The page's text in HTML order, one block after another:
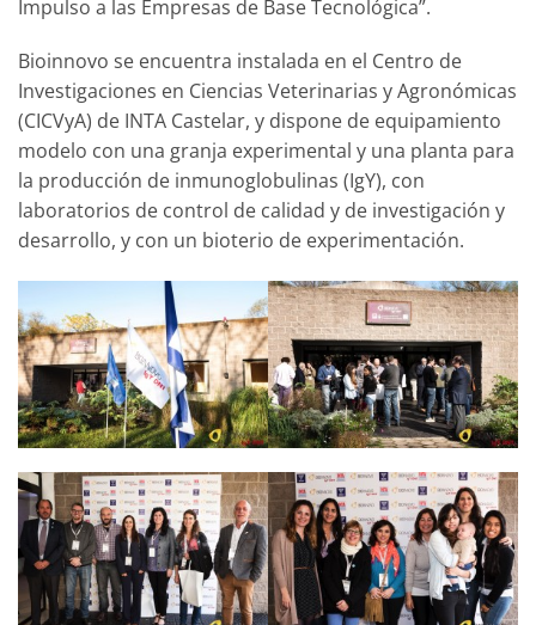
Impulso a las Empresas de Base Tecnológica”.
Bioinnovo se encuentra instalada en el Centro de
Investigaciones en Ciencias Veterinarias y Agronómicas
(CICVyA) de INTA Castelar, y dispone de equipamiento
modelo con una granja experimental y una planta para
la producción de inmunoglobulinas (IgY), con
laboratorios de control de calidad y de investigación y
desarrollo, y con un bioterio de experimentación.